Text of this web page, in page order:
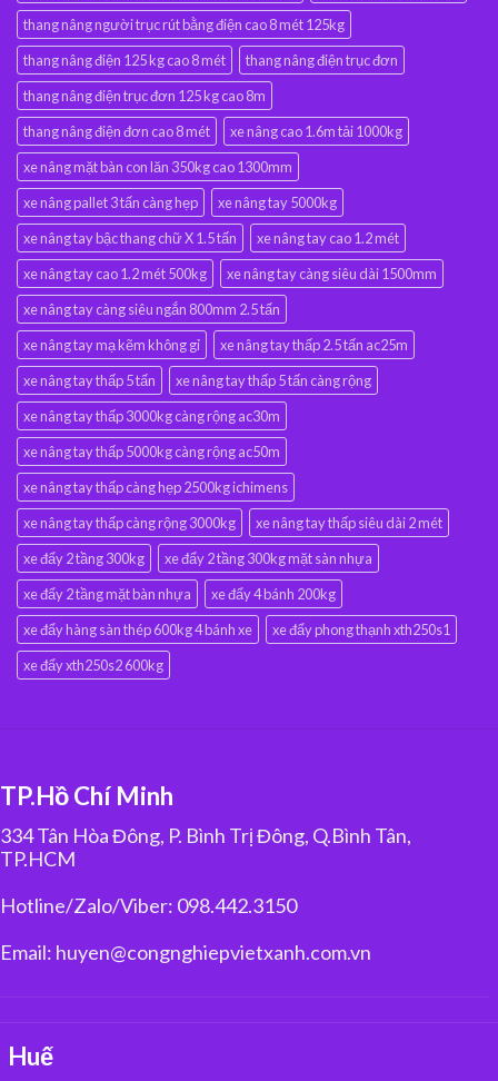
thang nâng người trục rút bằng điện cao 8 mét 125kg
thang nâng điện 125 kg cao 8 mét
thang nâng điện trục đơn
thang nâng điện trục đơn 125 kg cao 8m
thang nâng điện đơn cao 8 mét
xe nâng cao 1.6m tải 1000kg
xe nâng mặt bàn con lăn 350kg cao 1300mm
xe nâng pallet 3 tấn càng hẹp
xe nâng tay 5000kg
xe nâng tay bậc thang chữ X 1.5 tấn
xe nâng tay cao 1.2 mét
xe nâng tay cao 1.2 mét 500kg
xe nâng tay càng siêu dài 1500mm
xe nâng tay càng siêu ngắn 800mm 2.5 tấn
xe nâng tay mạ kẽm không gỉ
xe nâng tay thấp 2.5 tấn ac25m
xe nâng tay thấp 5 tấn
xe nâng tay thấp 5 tấn càng rộng
xe nâng tay thấp 3000kg càng rộng ac30m
xe nâng tay thấp 5000kg càng rộng ac50m
xe nâng tay thấp càng hẹp 2500kg ichimens
xe nâng tay thấp càng rộng 3000kg
xe nâng tay thấp siêu dài 2 mét
xe đẩy 2 tầng 300kg
xe đẩy 2 tầng 300kg mặt sàn nhựa
xe đẩy 2 tầng mặt bàn nhựa
xe đẩy 4 bánh 200kg
xe đẩy hàng sàn thép 600kg 4 bánh xe
xe đẩy phong thạnh xth250s1
xe đẩy xth250s2 600kg
TP.Hồ Chí Minh
334 Tân Hòa Đông, P. Bình Trị Đông, Q.Bình Tân,
TP.HCM
Hotline/Zalo/Viber: 098.442.3150
Email: huyen@congnghiepvietxanh.com.vn
Huế